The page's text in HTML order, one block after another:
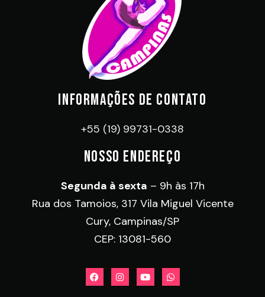
INFORMAÇÕES DE CONTATO
+55 (19) 99731-0338
NOSSO ENDEREÇO
Segunda à sexta – 9h às 17h
Rua dos Tamoios, 317 Vila Miguel Vicente
Cury, Campinas/SP
CEP: 13081-560